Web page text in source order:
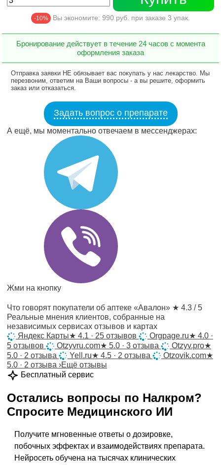
-10% Вы экономите: 990 руб. при заказе 3 упак.
Бронирование действует в течение 24 часов с момента
оформления заказа
Отправка заявки НЕ обязывает вас покупать у нас лекарство. Мы
перезвоним, ответим на Ваши вопросы - а вы решите, оформить
заказ или отказаться.
Задать вопрос о препарате
А ещё, мы моментально отвечаем в мессенджерах:
Жми на кнопку
Что говорят покупатели об аптеке «Авалон» ★ 4.3 / 5
Реальные мнения клиентов, собранные на
независимых сервисах отзывов и картах
Яндекс Карты★ 4.1 · 25 отзывов Orgpage.ru★ 4.0 ·
5 отзывов
Otzyvru.com★ 5.0 · 3 отзыва Otzyv.pro★
5.0 · 2 отзыва
Yell.ru★ 4.5 · 2 отзыва Otzovik.com★
5.0 · 2 отзыва ›Ещё отзывы
Бесплатный сервис
Остались вопросы по Налкром?
Спросите Медицинского ИИ
Получите мгновенные ответы о дозировке,
побочных эффектах и взаимодействиях препарата.
Нейросеть обучена на тысячах клинических